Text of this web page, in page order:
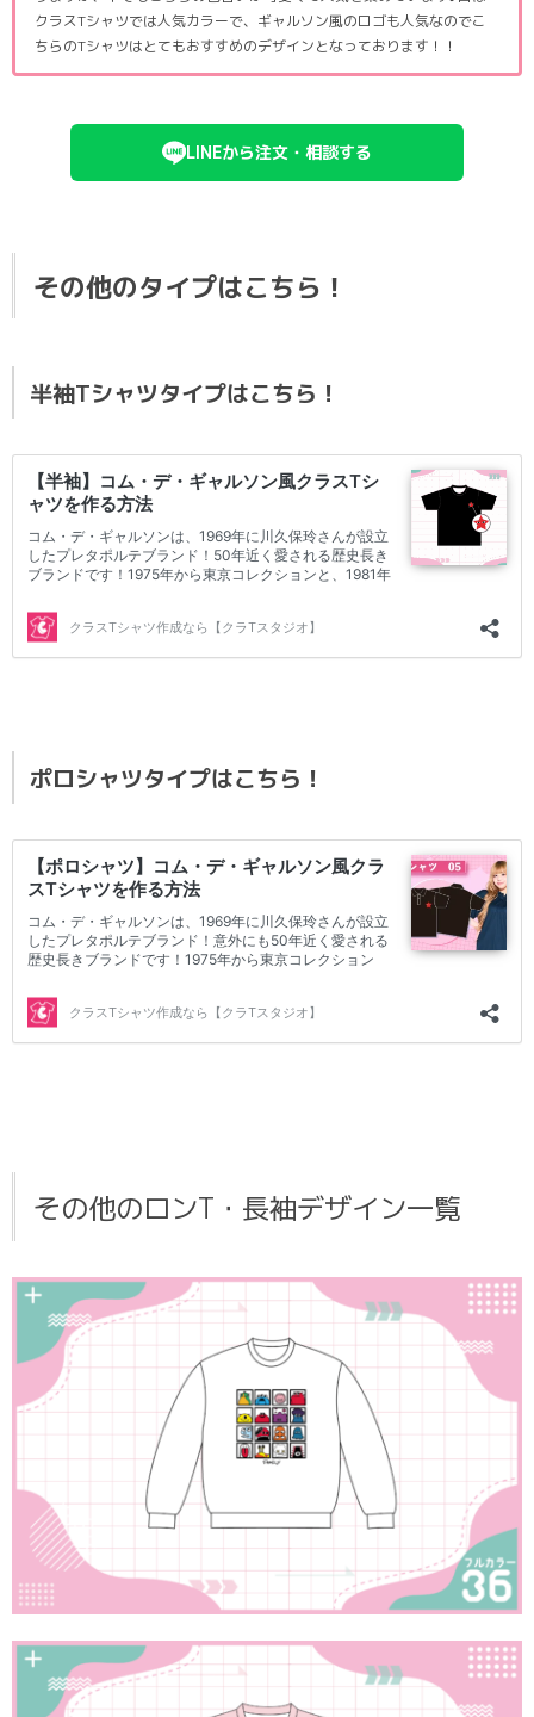
クラスTシャツでは人気カラーで、ギャルソン風のロゴも人気なのでこ
ちらのTシャツはとてもおすすめのデザインとなっております！！
LINEから注文・相談する
その他のタイプはこちら！
半袖Tシャツタイプはこちら！
ポロシャツタイプはこちら！
その他のロンT・長袖デザイン一覧